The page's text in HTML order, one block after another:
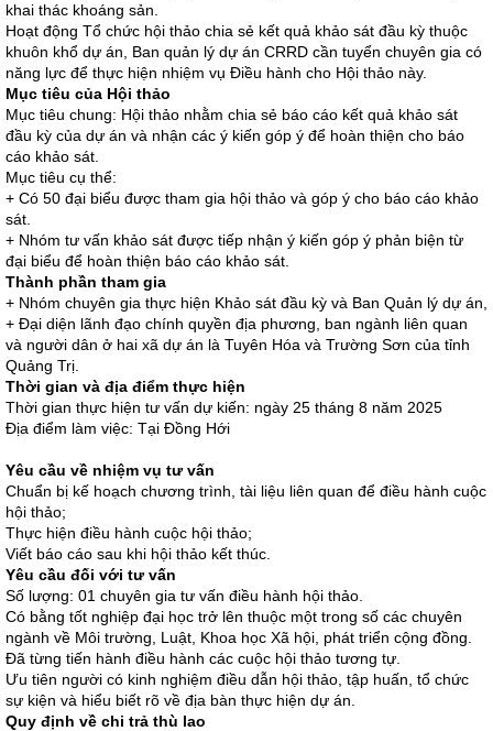
khai thác khoáng sản.
Hoạt động Tổ chức hội thảo chia sẻ kết quả khảo sát đầu kỳ thuộc
khuôn khổ dự án, Ban quản lý dự án CRRD cần tuyển chuyên gia có
năng lực để thực hiện nhiệm vụ Điều hành cho Hội thảo này.
Mục tiêu của Hội thảo
Mục tiêu chung: Hội thảo nhằm chia sẻ báo cáo kết quả khảo sát
đầu kỳ của dự án và nhận các ý kiến góp ý để hoàn thiện cho báo
cáo khảo sát.
Mục tiêu cụ thể:
+ Có 50 đại biểu được tham gia hội thảo và góp ý cho báo cáo khảo
sát.
+ Nhóm tư vấn khảo sát được tiếp nhận ý kiến góp ý phản biện từ
đại biểu để hoàn thiện báo cáo khảo sát.
Thành phần tham gia
+ Nhóm chuyên gia thực hiện Khảo sát đầu kỳ và Ban Quản lý dự án,
+ Đại diện lãnh đạo chính quyền địa phương, ban ngành liên quan
và người dân ở hai xã dự án là Tuyên Hóa và Trường Sơn của tỉnh
Quảng Trị.
Thời gian và địa điểm thực hiện
Thời gian thực hiện tư vấn dự kiến: ngày 25 tháng 8 năm 2025
Địa điểm làm việc: Tại Đồng Hới
Yêu cầu về nhiệm vụ tư vấn
Chuẩn bị kế hoạch chương trình, tài liệu liên quan để điều hành cuộc
hội thảo;
Thực hiện điều hành cuộc hội thảo;
Viết báo cáo sau khi hội thảo kết thúc.
Yêu cầu đối với tư vấn
Số lượng: 01 chuyên gia tư vấn điều hành hội thảo.
Có bằng tốt nghiệp đại học trở lên thuộc một trong số các chuyên
ngành về Môi trường, Luật, Khoa học Xã hội, phát triển cộng đồng.
Đã từng tiến hành điều hành các cuộc hội thảo tương tự.
Ưu tiên người có kinh nghiệm điều dẫn hội thảo, tập huấn, tổ chức
sự kiện và hiểu biết rõ về địa bàn thực hiện dự án.
Quy định về chi trả thù lao